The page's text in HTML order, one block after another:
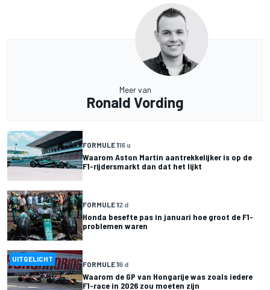
Meer van
Ronald Vording
FORMULE 116 u
Waarom Aston Martin aantrekkelijker is op de
F1-rijdersmarkt dan dat het lijkt
FORMULE 12 d
Honda besefte pas in januari hoe groot de F1-
problemen waren
UITGELICHT
FORMULE 16 d
Waarom de GP van Hongarije was zoals iedere
F1-race in 2026 zou moeten zijn